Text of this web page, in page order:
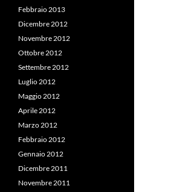
Febbraio 2013
Dicembre 2012
Novembre 2012
Ottobre 2012
Settembre 2012
Luglio 2012
Maggio 2012
Aprile 2012
Marzo 2012
Febbraio 2012
Gennaio 2012
Dicembre 2011
Novembre 2011